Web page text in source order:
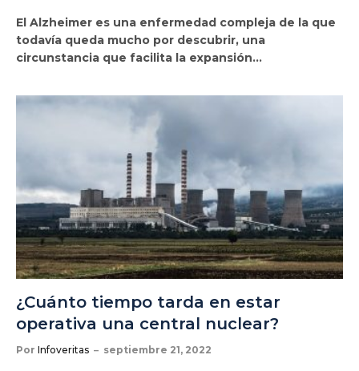
El Alzheimer es una enfermedad compleja de la que
todavía queda mucho por descubrir, una
circunstancia que facilita la expansión…
¿Cuánto tiempo tarda en estar
operativa una central nuclear?
Por Infoveritas septiembre 21, 2022